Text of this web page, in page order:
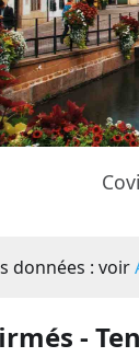
données : voir
-